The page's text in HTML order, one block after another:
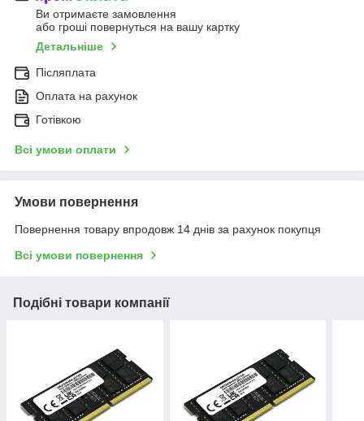
Ви отримаєте замовлення
або гроші повернуться на вашу картку
Детальніше
Післяплата
Оплата на рахунок
Готівкою
Всі умови оплати
Умови повернення
Повернення товару впродовж 14 днів за рахунок покупця
Всі умови повернення
Подібні товари компанії